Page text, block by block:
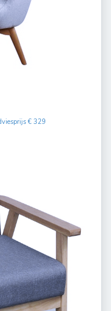
€ 329